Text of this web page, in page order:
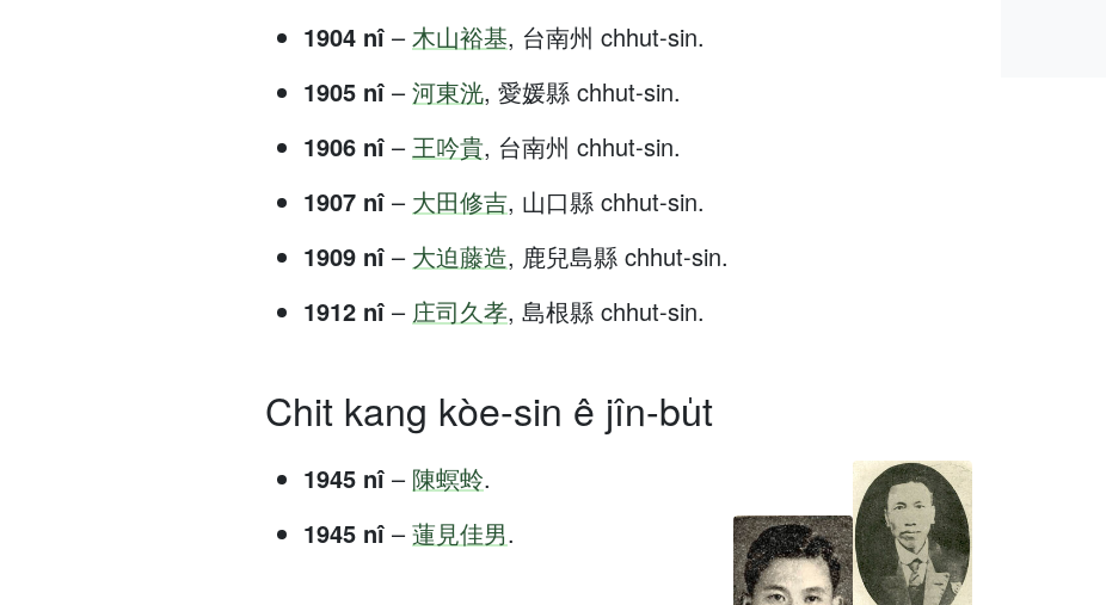
1904 nî – 木山裕基, 台南州 chhut-sin.
1905 nî – 河東洸, 愛媛縣 chhut-sin.
1906 nî – 王吟貴, 台南州 chhut-sin.
1907 nî – 大田修吉, 山口縣 chhut-sin.
1909 nî – 大迫藤造, 鹿兒島縣 chhut-sin.
1912 nî – 庄司久孝, 島根縣 chhut-sin.
Chit kang kòe-sin ê jîn-bu̍t
1945 nî – 陳螟蛉.
1945 nî – 蓮見佳男.